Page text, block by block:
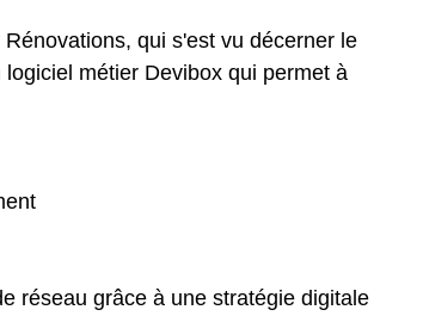
qui s'est vu décerner le
métier Devibox qui permet à
réseau grâce à une stratégie digitale